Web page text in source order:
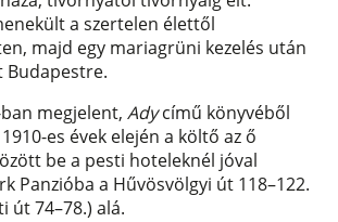
a szertelen élettől
majd egy mariagrüni kezelés után
Budapestre.
ban megjelent,Adycímű könyvéből
es évek elején a költő az ő
be a pesti hoteleknél jóval
Panzióba a Hűvösvölgyi út 118–122.
út 74–78.) alá.